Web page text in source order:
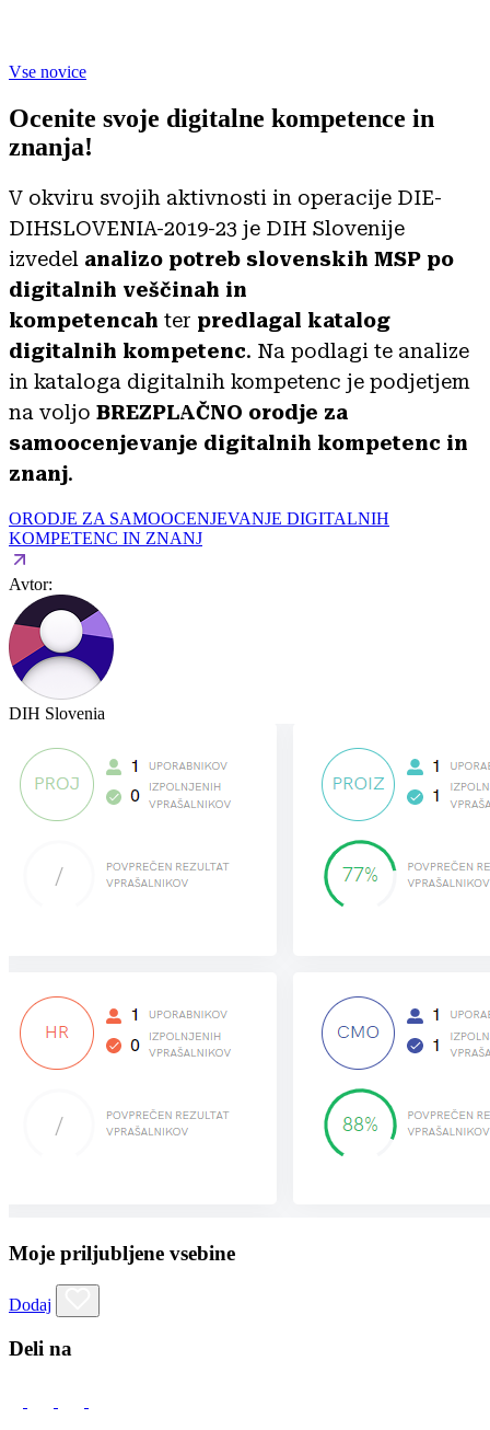
Vse novice
Ocenite svoje digitalne kompetence in
znanja!
V okviru svojih aktivnosti in operacije DIE-
DIHSLOVENIA-2019-23 je DIH Slovenije
izvedel analizo potreb slovenskih MSP po
digitalnih veščinah in
kompetencah ter predlagal katalog
digitalnih kompetenc. Na podlagi te analize
in kataloga digitalnih kompetenc je podjetjem
na voljo BREZPLAČNO orodje za
samoocenjevanje digitalnih kompetenc in
znanj.
ORODJE ZA SAMOOCENJEVANJE DIGITALNIH
KOMPETENC IN ZNANJ
Avtor:
DIH Slovenia
Moje priljubljene vsebine
Dodaj
Deli na